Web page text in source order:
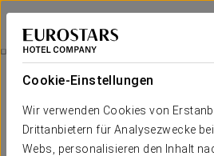
Cookie-Einstellungen
Wir verwenden Cookies von
Drittanbietern für Analysezwecke
Webs, personalisieren den Inhalt
Dorma Reina Isabel
ÁVILA
Zimmer
Der Komfort und die
Sie